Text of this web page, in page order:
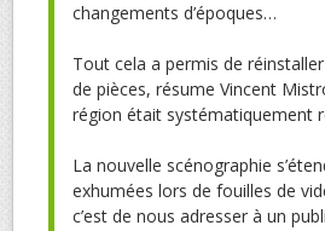
changements d’époques…
Tout cela a permis de
de pièces, résume Vincent
région était systématiquement
La nouvelle scénographie
exhumées lors de fouilles de
c’est de nous adresser à un